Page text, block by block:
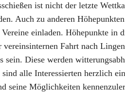
ist nicht der letzte
Auch zu anderen
einladen. Höhepunkte in
Fahrt nach
sein. Diese werden
sind alle Interessierten herzlich
seine Möglichkeiten